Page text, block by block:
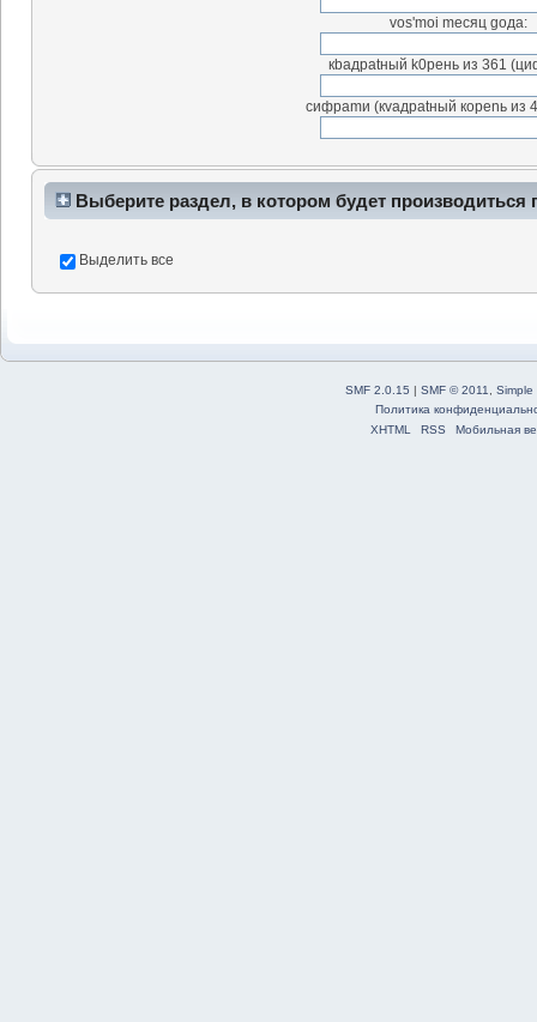
vos'moi meсяц goдa:
кbaдpatный k0peнь из 361
cифраmи (кvaдраtный коpenь из
Выберите раздел, в котором будет производиться
Выделить все
SMF 2.0.15 | SMF © 2011
Simple
Политика
XHTML
RSS Мобильная